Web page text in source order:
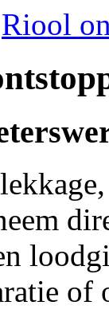
Riool